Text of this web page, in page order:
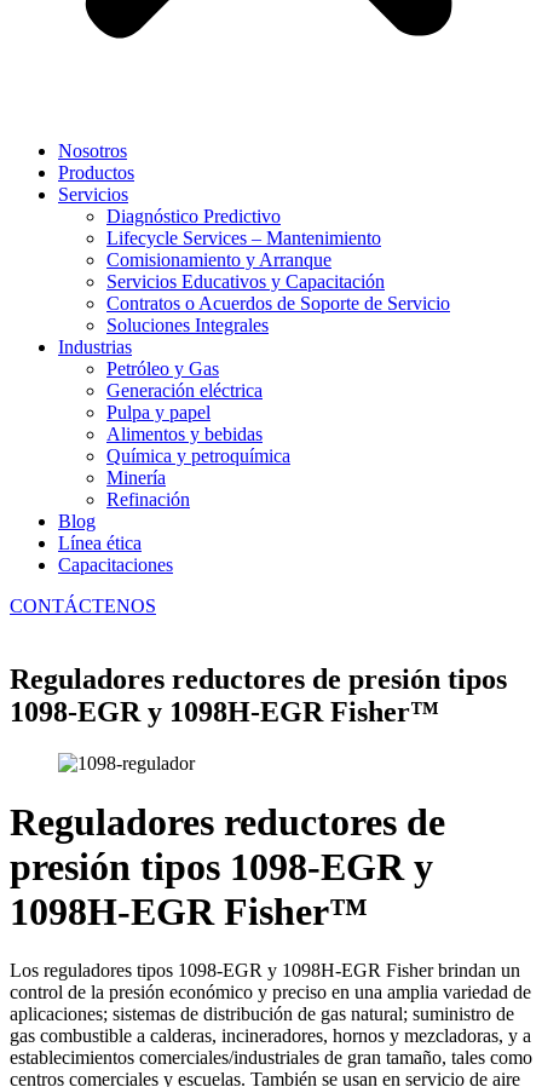
Nosotros
Productos
Servicios
Diagnóstico Predictivo
Lifecycle Services – Mantenimiento
Comisionamiento y Arranque
Servicios Educativos y Capacitación
Contratos o Acuerdos de Soporte de Servicio
Soluciones Integrales
Industrias
Petróleo y Gas
Generación eléctrica
Pulpa y papel
Alimentos y bebidas
Química y petroquímica
Minería
Refinación
Blog
Línea ética
Capacitaciones
CONTÁCTENOS
Reguladores reductores de presión tipos
1098-EGR y 1098H-EGR Fisher™
Reguladores reductores de
presión tipos 1098-EGR y
1098H-EGR Fisher™
Los reguladores tipos 1098-EGR y 1098H-EGR Fisher brindan un
control de la presión económico y preciso en una amplia variedad de
aplicaciones; sistemas de distribución de gas natural; suministro de
gas combustible a calderas, incineradores, hornos y mezcladoras, y a
establecimientos comerciales/industriales de gran tamaño, tales como
centros comerciales y escuelas. También se usan en servicio de aire